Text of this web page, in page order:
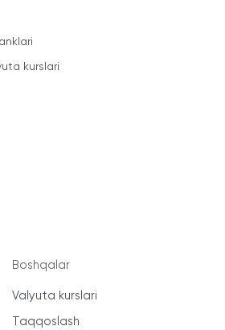
kurslari
Boshqalar
Valyuta kurslari
Taqqoslash